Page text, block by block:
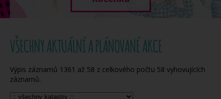
VŠECHNY AKTUÁLNÍ A PLÁNOVANÉ AKCE
Výpis záznamů 1361 až 58 z celkového počtu 58 vyhovujících
záznamů.